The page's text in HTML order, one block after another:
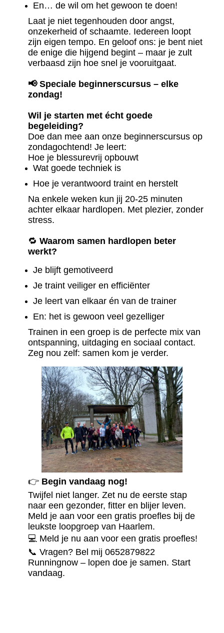
En… de wil om het gewoon te doen!
Laat je niet tegenhouden door angst,
onzekerheid of schaamte. Iedereen loopt
zijn eigen tempo. En geloof ons: je bent niet
de enige die hijgend begint – maar je zult
verbaasd zijn hoe snel je vooruitgaat.
📢 Speciale beginnerscursus – elke
zondag!
Wil je starten met écht goede
begeleiding?
Doe dan mee aan onze beginnerscursus op
zondagochtend! Je leert:
Hoe je blessurevrij opbouwt
Wat goede techniek is
Hoe je verantwoord traint en herstelt
Na enkele weken kun jij 20-25 minuten
achter elkaar hardlopen. Met plezier, zonder
stress.
🔁 Waarom samen hardlopen beter
werkt?
Je blijft gemotiveerd
Je traint veiliger en efficiënter
Je leert van elkaar én van de trainer
En: het is gewoon veel gezelliger
Trainen in een groep is de perfecte mix van
ontspanning, uitdaging en sociaal contact.
Zeg nou zelf: samen kom je verder.
👉 Begin vandaag nog!
Twijfel niet langer. Zet nu de eerste stap
naar een gezonder, fitter en blijer leven.
Meld je aan voor een gratis proefles bij de
leukste loopgroep van Haarlem.
💻 Meld je nu aan voor een gratis proefles!
📞 Vragen? Bel mij 0652879822
Runningnow – lopen doe je samen. Start
vandaag.